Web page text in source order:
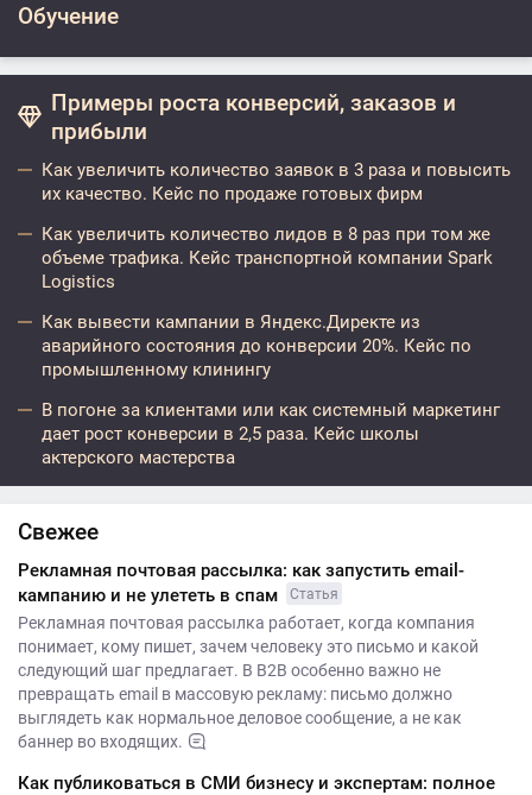
Обучение
Примеры роста конверсий, заказов и
прибыли
Как увеличить количество заявок в 3 раза и повысить
их качество. Кейс по продаже готовых фирм
Как увеличить количество лидов в 8 раз при том же
объеме трафика. Кейс транспортной компании Spark
Logistics
Как вывести кампании в Яндекс.Директе из
аварийного состояния до конверсии 20%. Кейс по
промышленному клинингу
В погоне за клиентами или как системный маркетинг
дает рост конверсии в 2,5 раза. Кейс школы
актерского мастерства
Свежее
Рекламная почтовая рассылка: как запустить email-
кампанию и не улететь в спам
Статья
Рекламная почтовая рассылка работает, когда компания
понимает, кому пишет, зачем человеку это письмо и какой
следующий шаг предлагает. В B2B особенно важно не
превращать email в массовую рекламу: письмо должно
выглядеть как нормальное деловое сообщение, а не как
баннер во входящих.
Как публиковаться в СМИ бизнесу и экспертам: полное